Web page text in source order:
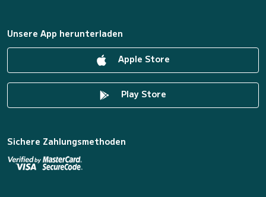
Unsere App herunterladen
Apple Store
Play Store
Sichere Zahlungsmethoden